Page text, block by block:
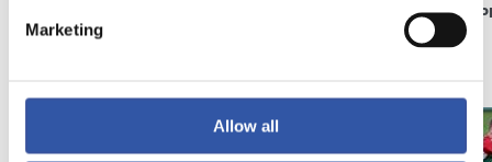
Marketing
Allow all
GALERIE DE